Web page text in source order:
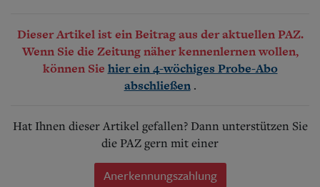
Dieser Artikel ist ein Beitrag aus der aktuellen PAZ.
Wenn Sie die Zeitung näher kennenlernen wollen,
können Sie hier ein 4-wöchiges Probe-Abo
abschließen .
Hat Ihnen dieser Artikel gefallen? Dann unterstützen Sie
die PAZ gern mit einer
Anerkennungszahlung